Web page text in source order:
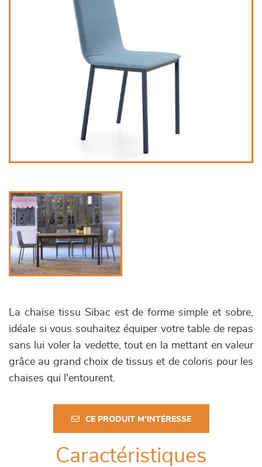
La chaise tissu Sibac est de forme simple et sobre,
idéale si vous souhaitez équiper votre table de repas
sans lui voler la vedette, tout en la mettant en valeur
grâce au grand choix de tissus et de coloris pour les
chaises qui l'entourent.
CE PRODUIT M'INTÉRESSE
Caractéristiques